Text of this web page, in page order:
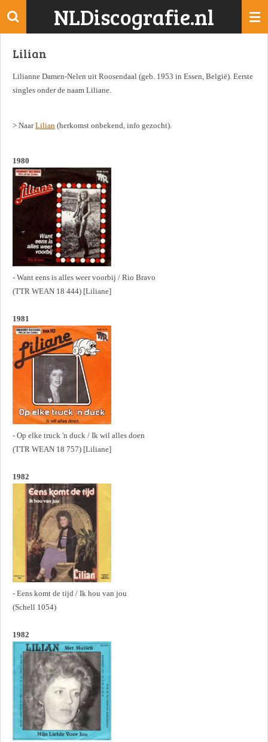
Ga
de
NLDiscografie.nl
Lilian
Lilianne Damen-Nelen uit Roosendaal (geb. 1953 in Essen, België). Eerste
singles onder de naam Liliane.
> NaarLilian (herkomst onbekend, info gezocht).
1980
- Want eens is alles weer voorbij / Rio Bravo
(TTR WEAN 18 444) [Liliane]
1981
- Op elke truck 'n duck / Ik wil alles doen
(TTR WEAN 18 757) [Liliane]
1982
- Eens komt de tijd / Ik hou van jou
(Schell 1054)
1982